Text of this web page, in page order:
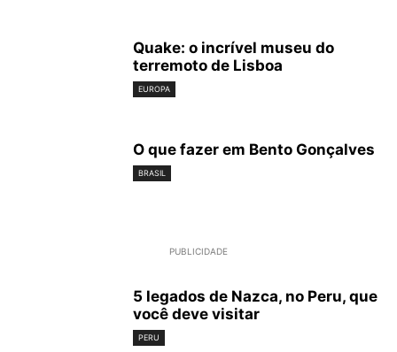
Quake: o incrível museu do
terremoto de Lisboa
EUROPA
O que fazer em Bento Gonçalves
BRASIL
PUBLICIDADE
5 legados de Nazca, no Peru, que
você deve visitar
PERU